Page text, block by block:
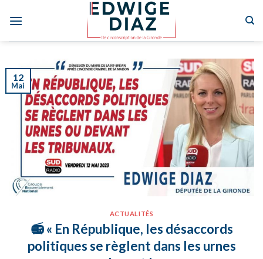
12
Mai
ACTUALITÉS
📻 « En République, les désaccords
politiques se règlent dans les urnes